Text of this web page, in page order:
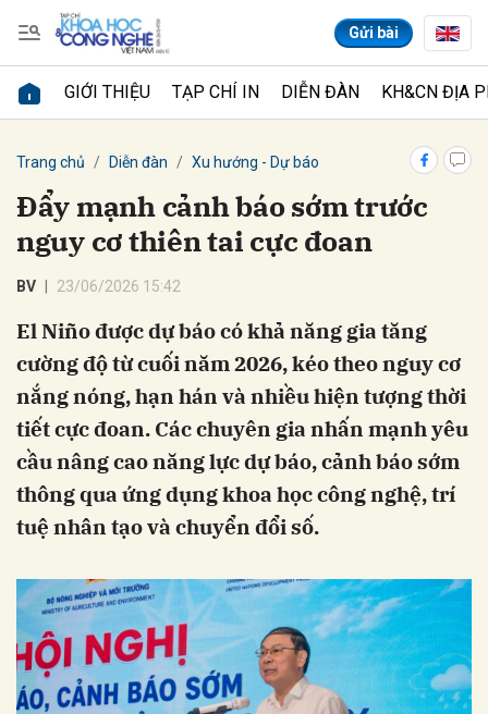
Gửi bài
GIỚI THIỆU TẠP CHÍ IN DIỄN ĐÀN KH&CN ĐỊA
Trang chủ Diễn đàn Xu hướng - Dự báo
Đẩy mạnh cảnh báo sớm trước
nguy cơ thiên tai cực đoan
BV 23/06/2026 15:42
El Niño được dự báo có khả năng gia tăng
cường độ từ cuối năm 2026, kéo theo nguy cơ
nắng nóng, hạn hán và nhiều hiện tượng thời
tiết cực đoan. Các chuyên gia nhấn mạnh yêu
cầu nâng cao năng lực dự báo, cảnh báo sớm
thông qua ứng dụng khoa học công nghệ, trí
tuệ nhân tạo và chuyển đổi số.
Gửi bình luận
Hủy Gửi